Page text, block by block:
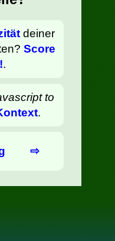
deiner
Score
.
to
.
⇨